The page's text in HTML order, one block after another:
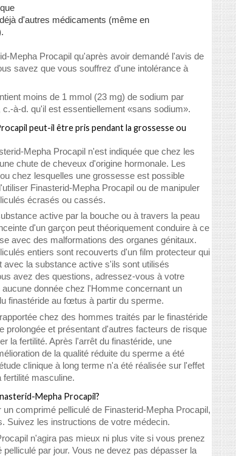
d'autres médicaments (même en
Mepha Procapil qu'après avoir demandé l'avis de
savez que vous souffrez d'une intolérance à
moins de 1 mmol (23 mg) de sodium par
à-d. qu'il est essentiellement «sans sodium».
peut-il être pris pendant la grossesse ou
Mepha Procapil n'est indiquée que chez les
chute de cheveux d'origine hormonale. Les
chez lesquelles une grossesse est possible
Finasterid-Mepha Procapil ou de manipuler
écrasés ou cassés.
active par la bouche ou à travers la peau
d'un garçon peut théoriquement conduire à ce
avec des malformations des organes génitaux.
entiers sont recouverts d'un film protecteur qui
avec la substance active s'ils sont utilisés
avez des questions, adressez-vous à votre
donnée chez l'Homme concernant un
finastéride au fœtus à partir du sperme.
chez des hommes traités par le finastéride
prolongée et présentant d'autres facteurs de risque
la fertilité. Après l'arrêt du finastéride, une
de la qualité réduite du sperme a été
clinique à long terme n'a été réalisée sur l'effet
fertilité masculine.
Mepha Procapil?
un comprimé pelliculé de Finasterid-Mepha Procapil,
Suivez les instructions de votre médecin.
n'agira pas mieux ni plus vite si vous prenez
pelliculé par jour. Vous ne devez pas dépasser la